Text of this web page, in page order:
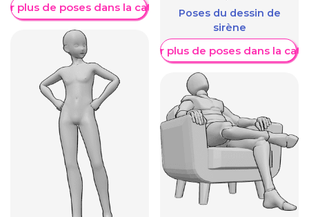
plus de poses dans la catégoriePoses du dessin de
sirène
Afficher plus de poses dans la